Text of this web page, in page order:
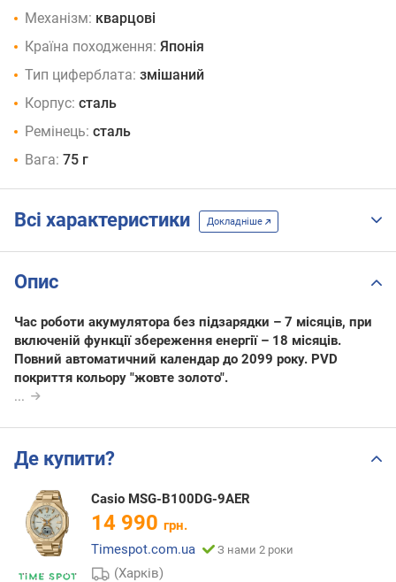
Механізм: кварцові
Країна походження: Японія
Тип циферблата: змішаний
Корпус: сталь
Ремінець: сталь
Вага: 75 г
Всі характеристики Докладніше
Опис
Час роботи акумулятора без підзарядки – 7 місяців, при
включеній функції збереження енергії – 18 місяців.
Повний автоматичний календар до 2099 року. PVD
покриття кольору "жовте золото".
...
Де купити?
Casio MSG-B100DG-9AER
14 990 грн.
Timespot.com.ua
З нами 2 роки
(Харків)